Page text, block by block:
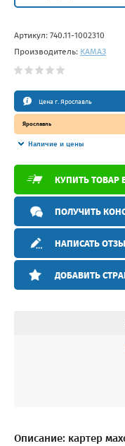
Артикул: 740.11-1002310
Производитель: КАМАЗ
Цена г. Ярославль
Ярославль
Наличие и цены
КУПИТЬ ТОВАР
ПОЛУЧИТЬ
НАПИСАТЬ
ДОБАВИТЬ
Описание: картер